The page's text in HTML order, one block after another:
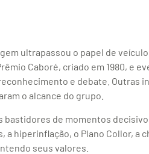
ultrapassou o papel de
Caboré, criado em 1980, e
e debate. Outras
o alcance do grupo.
bastidores de momentos
a hiperinflação, o Plano Collor, a
seus valores.